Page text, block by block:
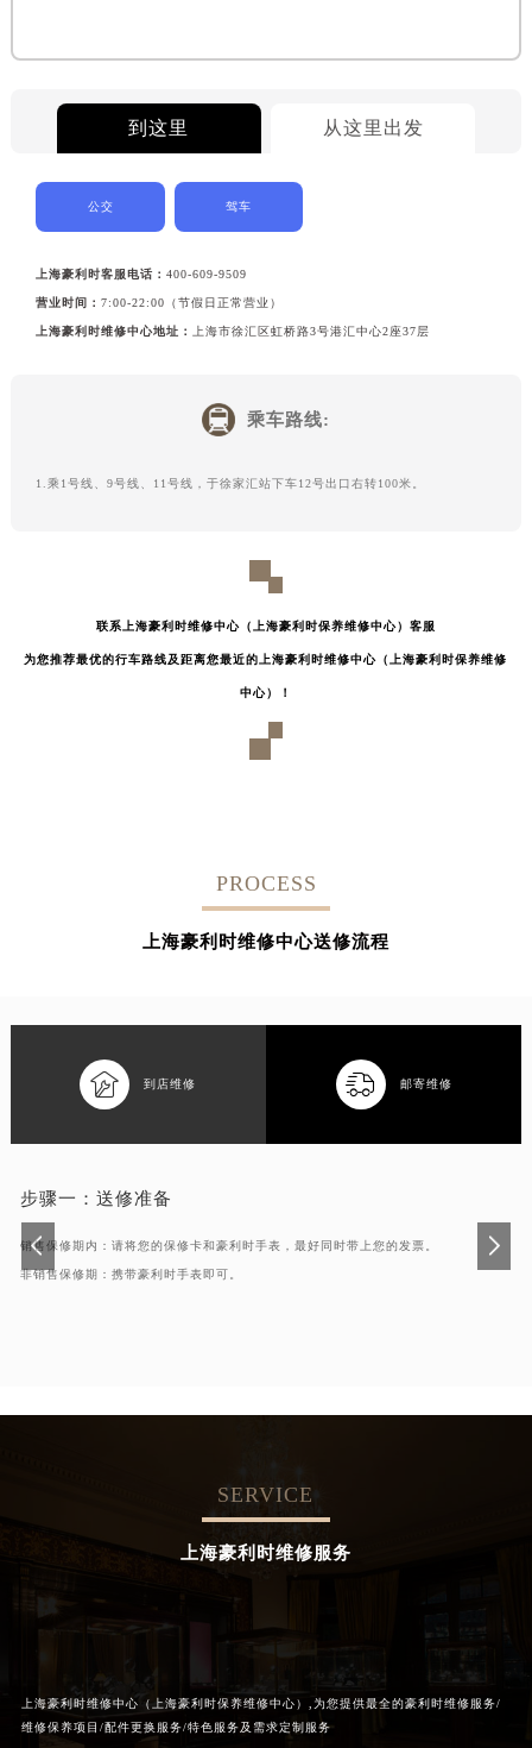
到这里 从这里出发
公交 驾车
上海豪利时客服电话：400-609-9509
营业时间：7:00-22:00（节假日正常营业）
上海豪利时维修中心地址： 上海市徐汇区虹桥路3号港汇中心2座37层
乘车路线:
1.乘1号线、9号线、11号线，于徐家汇站下车12号出口右转100米。
联系上海豪利时维修中心（上海豪利时保养维修中心）客服
为您推荐最优的行车路线及距离您最近的上海豪利时维修中心（上海豪利时保养维修
中心）！
PROCESS
上海豪利时维修中心送修流程
 到店维修  邮寄维修
步骤一： 送修准备
销售保修期内：请将您的保修卡和豪利时手表，最好同时带上您的发票。
非销售保修期：携带豪利时手表即可。
SERVICE
上海豪利时维修服务
上海豪利时维修中心（上海豪利时保养维修中心）,为您提供最全的豪利时维修服务/
维修保养项目/配件更换服务/特色服务及需求定制服务